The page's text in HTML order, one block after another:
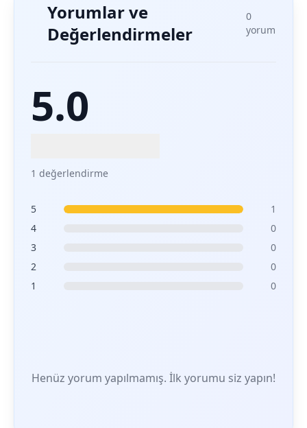
Yorumlar ve
Değerlendirmeler
0
yorum
5.0
1 değerlendirme
5
1
4
0
3
0
2
0
1
0
Henüz yorum yapılmamış. İlk yorumu siz yapın!